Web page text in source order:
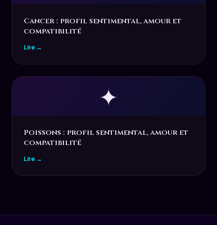
Cancer : profil sentimental, amour et
compatibilité
Lire →
✦
Poissons : profil sentimental, amour et
compatibilité
Lire →